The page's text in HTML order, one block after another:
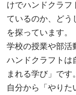
けでハンドクラフ
ているのか、どう
を探っています。
学校の授業や部活
ハンドクラフトは
まれる学び」です
自分から「やりた